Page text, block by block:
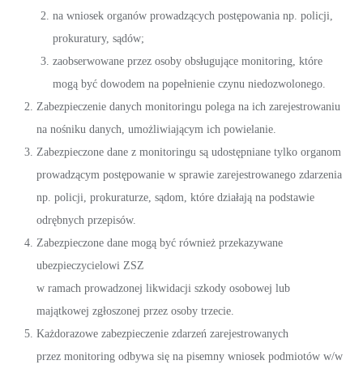
na wniosek organów prowadzących postępowania np. policji,
prokuratury, sądów;
zaobserwowane przez osoby obsługujące monitoring, które
mogą być dowodem na popełnienie czynu niedozwolonego.
Zabezpieczenie danych monitoringu polega na ich zarejestrowaniu
na nośniku danych, umożliwiającym ich powielanie.
Zabezpieczone dane z monitoringu są udostępniane tylko organom
prowadzącym postępowanie w sprawie zarejestrowanego zdarzenia
np. policji, prokuraturze, sądom, które działają na podstawie
odrębnych przepisów.
Zabezpieczone dane mogą być również przekazywane
ubezpieczycielowi ZSZ
w ramach prowadzonej likwidacji szkody osobowej lub
majątkowej zgłoszonej przez osoby trzecie.
Każdorazowe zabezpieczenie zdarzeń zarejestrowanych
przez monitoring odbywa się na pisemny wniosek podmiotów w/w